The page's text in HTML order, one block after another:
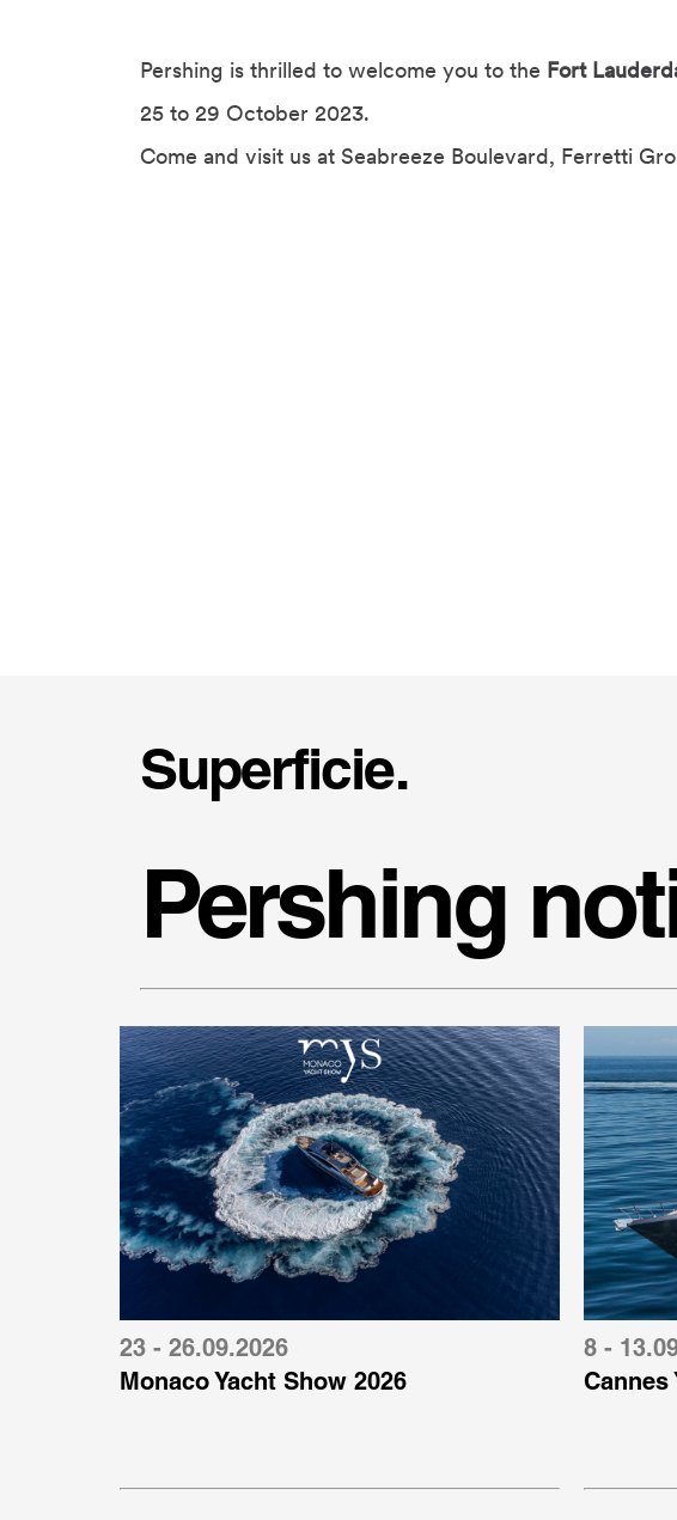
Pershing is thrilled to welcome you to the Fort
25 to 29 October 2023.
Come and visit us at Seabreeze Boulevard, Ferretti
Superficie.
Pershing
23 - 26.09.2026
Monaco Yacht Show 2026
8 -
Cannes